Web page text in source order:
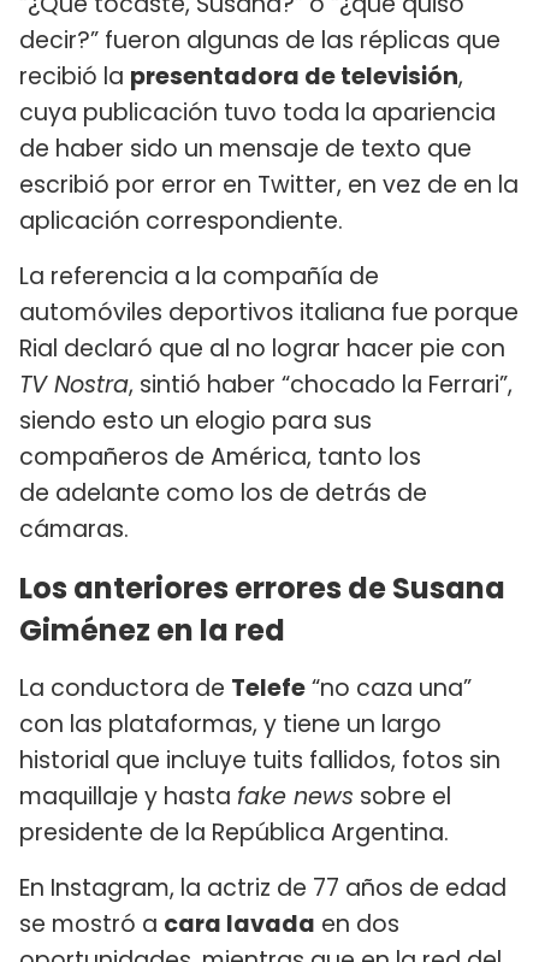
decir?” fueron algunas de las réplicas que
recibió la presentadora de televisión,
cuya publicación tuvo toda la apariencia
de haber sido un mensaje de texto que
escribió por error en Twitter, en vez de en la
aplicación correspondiente.
La referencia a la compañía de
automóviles deportivos italiana fue porque
Rial declaró que al no lograr hacer pie con
TV Nostra, sintió haber “chocado la Ferrari”,
siendo esto un elogio para sus
compañeros de América, tanto los
de adelante como los de detrás de
cámaras.
Los anteriores errores de Susana
Giménez en la red
La conductora de Telefe“no caza una”
con las plataformas, y tiene un largo
historial que incluye tuits fallidos, fotos sin
maquillaje y hasta fake news sobre el
presidente de la República Argentina.
En Instagram, la actriz de 77 años de edad
se mostró a cara lavada en dos